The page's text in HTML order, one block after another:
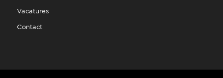
Vacatures
Contact